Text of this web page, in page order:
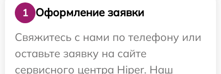
1
Оформление заявки
Свяжитесь с нами по телефону или
оставьте заявку на сайте
сервисного центра Hiper. Наш